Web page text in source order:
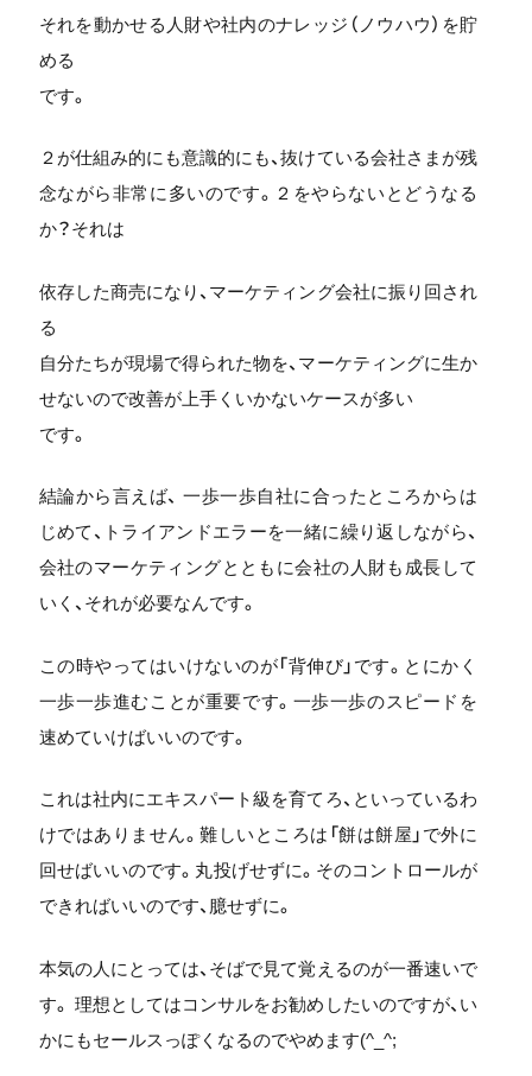
それを動かせる人財や社内のナレッジ（ノウハウ）を貯
める
です。
２が仕組み的にも意識的にも、抜けている会社さまが残
念ながら非常に多いのです。２をやらないとどうなる
か？それは
依存した商売になり、マーケティング会社に振り回され
る
自分たちが現場で得られた物を、マーケティングに生か
せないので改善が上手くいかないケースが多い
です。
結論から言えば、 一歩一歩自社に合ったところからは
じめて、トライアンドエラーを一緒に繰り返しながら、
会社のマーケティングとともに会社の人財も成長して
いく、それが必要なんです。
この時やってはいけないのが「背伸び」です。とにかく
一歩一歩進むことが重要です。一歩一歩のスピードを
速めていけばいいのです。
これは社内にエキスパート級を育てろ、といっているわ
けではありません。難しいところは「餅は餅屋」で外に
回せばいいのです。丸投げせずに。そのコントロールが
できればいいのです、臆せずに。
本気の人にとっては、そばで見て覚えるのが一番速いで
す。 理想としてはコンサルをお勧めしたいのですが、い
かにもセールスっぽくなるのでやめます(^_^;